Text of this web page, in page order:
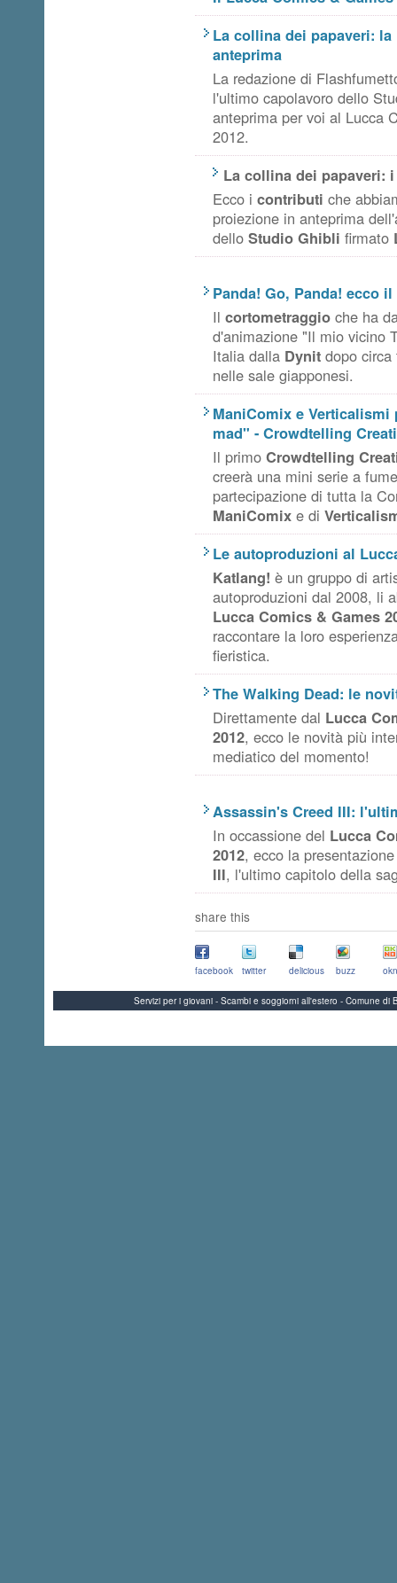
La collina dei papaveri:
anteprima
La redazione di
l'ultimo capolavoro dello
anteprima per voi al Lucca
2012.
La collina dei papaveri:
Ecco i contributi che
proiezione in anteprima
dello Studio Ghibli firmato
Panda! Go, Panda! ecco
Il cortometraggio che ha
d'animazione "Il mio vicino
Italia dalla Dynit dopo
nelle sale giapponesi.
ManiComix e
mad" - Crowdtelling
Il primo Crowdtelling
creerà una mini serie a
partecipazione di tutta la
ManiComix e di
Le autoproduzioni al
Katlang! è un gruppo di
autoproduzioni dal 2008, li
Lucca Comics & Games
raccontare la loro
fieristica.
The Walking Dead: le
Direttamente dal Lucca
2012, ecco le novità più
mediatico del momento!
Assassin's Creed III:
In occassione del Lucca
2012, ecco la
III, l'ultimo capitolo della
share this
facebook twitter delicious buzz
Servizi per i giovani - Scambi e soggiorni all'estero - Comune